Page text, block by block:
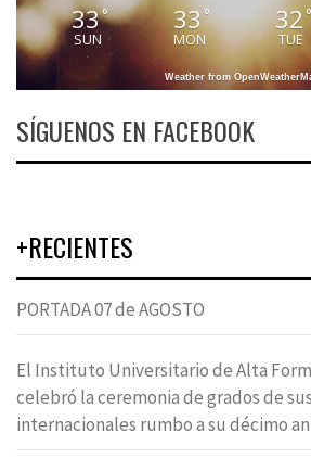
33°
SUN
33°
MON
32°
TUE
Weather from
SÍGUENOS EN FACEBOOK
+RECIENTES
PORTADA 07 de AGOSTO
El Instituto Universitario de Alta
celebró la ceremonia de grados de
internacionales rumbo a su décimo